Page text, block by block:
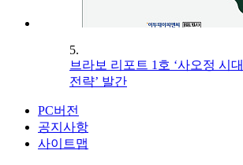
5.
브라보 리포트 1호 ‘사오정 시
전략’ 발간
PC버전
공지사항
사이트맵